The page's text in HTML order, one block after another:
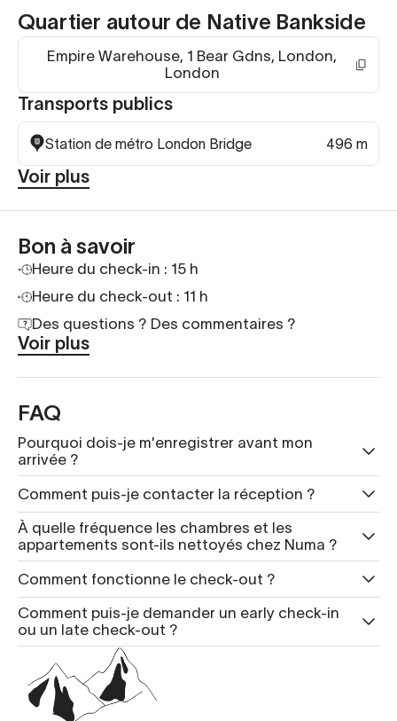
Quartier autour de Native Bankside
Empire Warehouse, 1 Bear Gdns, London,
London
Transports publics
Station de métro London Bridge 496 m
Voir plus
Bon à savoir
Heure du check-in : 15 h
Heure du check-out : 11 h
Des questions ? Des commentaires ?
Voir plus
FAQ
Pourquoi dois-je m'enregistrer avant mon
arrivée ?
Comment puis-je contacter la réception ?
À quelle fréquence les chambres et les
appartements sont-ils nettoyés chez Numa ?
Comment fonctionne le check-out ?
Comment puis-je demander un early check-in
ou un late check-out ?